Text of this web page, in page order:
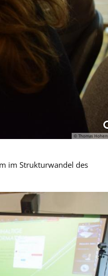
© Thomas
im Strukturwandel des